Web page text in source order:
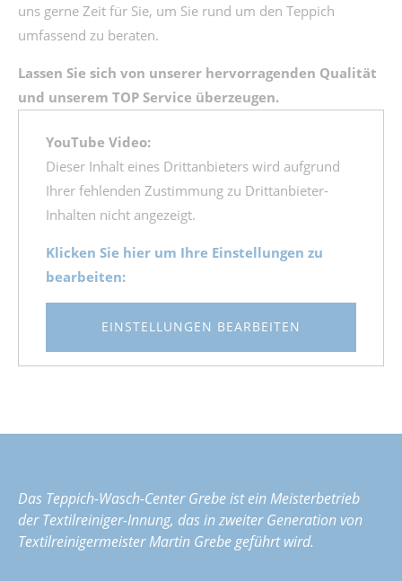
uns gerne Zeit für Sie, um Sie rund um den Teppich
umfassend zu beraten.
Lassen Sie sich von unserer hervorragenden Qualität
und unserem TOP Service überzeugen.
YouTube Video:
Dieser Inhalt eines Drittanbieters wird aufgrund
Ihrer fehlenden Zustimmung zu Drittanbieter-
Inhalten nicht angezeigt.
Klicken Sie hier um Ihre Einstellungen zu
bearbeiten:
EINSTELLUNGEN BEARBEITEN
Das Teppich-Wasch-Center Grebe ist ein Meisterbetrieb
der Textilreiniger-Innung, das in zweiter Generation von
Textilreinigermeister Martin Grebe geführt wird.